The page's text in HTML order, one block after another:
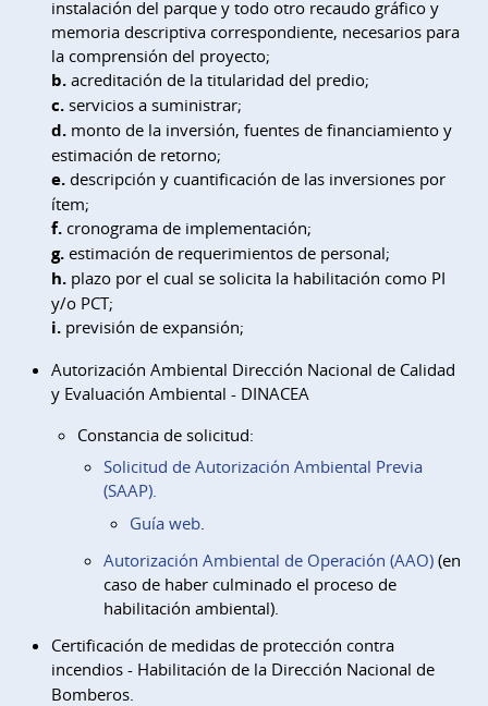
instalación del parque y todo otro recaudo gráfico y
memoria descriptiva correspondiente, necesarios para
la comprensión del proyecto;
b.acreditación de la titularidad del predio;
c.servicios a suministrar;
d.monto de la inversión, fuentes de financiamiento y
estimación de retorno;
e.descripción y cuantificación de las inversiones por
ítem;
f.cronograma de implementación;
g.estimación de requerimientos de personal;
h. plazo por el cual se solicita la habilitación como PI
y/o PCT;
i.previsión de expansión;
Autorización Ambiental Dirección Nacional de Calidad
y Evaluación Ambiental - DINACEA
Constancia de solicitud:
Solicitud de Autorización Ambiental Previa
(SAAP).
Guía web.
Autorización Ambiental de Operación (AAO)(en
caso de haber culminado el proceso de
habilitación ambiental).
Certificación de medidas de protección contra
incendios - Habilitación de la Dirección Nacional de
Bomberos.